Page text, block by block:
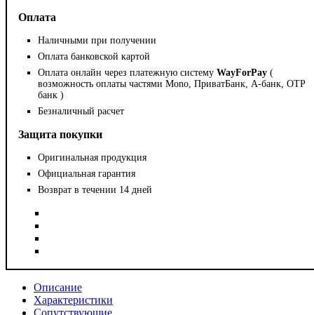
Оплата
Наличными при получении
Оплата банковской картой
Оплата онлайн через платежную систему WayForPay (
возможность оплаты частями Mono, ПриватБанк, А-банк, OTP
банк )
Безналичный расчет
Защита покупки
Оригинальная продукция
Официальная гарантия
Возврат в течении 14 дней
Описание
Характеристики
Сопутствующие